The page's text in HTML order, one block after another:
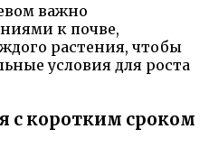
важно
к почве,
растения, чтобы
условия для роста
с коротким сроком